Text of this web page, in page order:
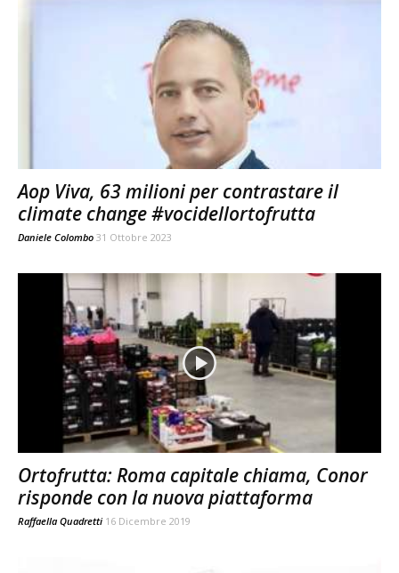
Aop Viva, 63 milioni per contrastare il
climate change #vocidellortofrutta
Daniele Colombo 31 Ottobre 2023
Ortofrutta: Roma capitale chiama, Conor
risponde con la nuova piattaforma
Raffaella Quadretti 16 Dicembre 2019